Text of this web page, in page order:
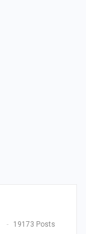
19173 Posts